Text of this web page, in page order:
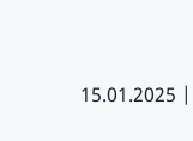
15.01.2025